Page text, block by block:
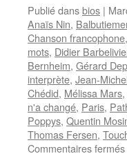
Publié dansbios |
Anaïs Nin,
Chanson francophone,
mots, Didier
Bernheim, Gérard
interprète, Jean-
Chédid, Mélissa Mars,
n'a changé, Paris,
Poppys, Quentin
Thomas Fersen,
Commentaires fermés